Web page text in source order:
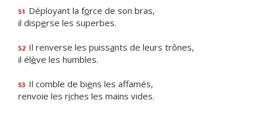
51 Déployant la force de son bras,
il disperse les superbes.
52 Il renverse les puissants de leurs trônes,
il élève les humbles.
53 Il comble de biens les affamés,
renvoie les riches les mains vides.